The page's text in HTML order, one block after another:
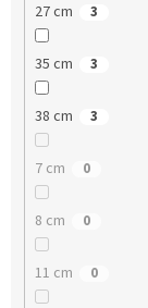
27 cm 3
35 cm 3
38 cm 3
7 cm 0
8 cm 0
11 cm 0